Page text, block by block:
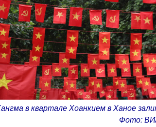
в квартале Хоанкием в Ханое
Фото: